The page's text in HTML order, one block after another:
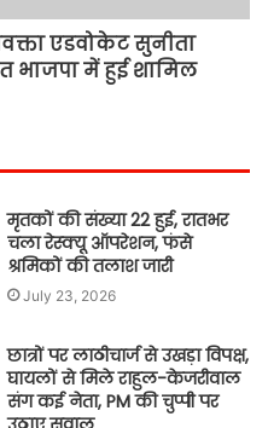
एडवोकेट सुनीता
भाजपा में हुई शामिल
मृतकों की संख्या 22 हुई, रातभर
चला रेस्क्यू ऑपरेशन, फंसे
श्रमिकों की तलाश जारी
July 23, 2026
छात्रों पर लाठीचार्ज से उखड़ा विपक्ष,
घायलों से मिले राहुल-केजरीवाल
संग कई नेता, PM की चुप्पी पर